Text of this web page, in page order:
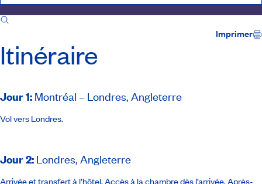
Itinéraire
Imprimer
Itinéraire
Jour 1: Montréal – Londres, Angleterre
Vol vers Londres.
Jour 2: Londres, Angleterre
Arrivée et transfert à l’hôtel. Accès à la chambre dès l’arrivée. Après-